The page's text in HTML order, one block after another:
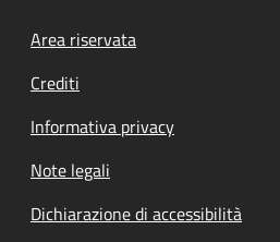
Footer menu
Area riservata
Crediti
Informativa privacy
Note legali
Dichiarazione di accessibilità